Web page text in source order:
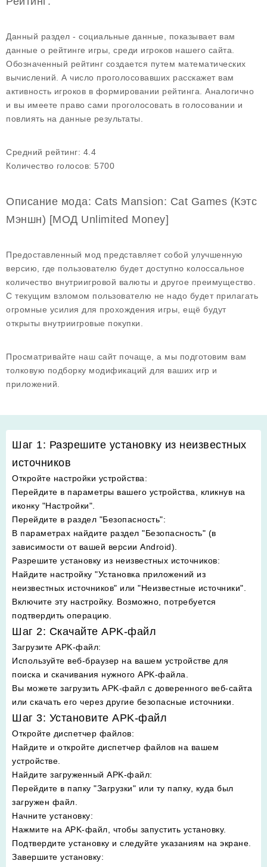
Данный раздел - социальные данные, показывает вам
данные о рейтинге игры, среди игроков нашего сайта.
Обозначенный рейтинг создается путем математических
вычислений. А число проголосовавших расскажет вам
активность игроков в формировании рейтинга. Аналогично
и вы имеете право сами проголосовать в голосовании и
повлиять на данные результаты.
Средний рейтинг: 4.4
Количество голосов: 5700
Описание мода: Cats Mansion: Cat Games (Кэтс
Мэншн) [МОД Unlimited Money]
Предоставленный мод представляет собой улучшенную
версию, где пользователю будет доступно колоссальное
количество внутриигровой валюты и другое преимущество.
С текущим взломом пользователю не надо будет прилагать
огромные усилия для прохождения игры, ещё будут
открыты внутриигровые покупки.
Просматривайте наш сайт почаще, а мы подготовим вам
толковую подборку модификаций для ваших игр и
приложений.
Шаг 1: Разрешите установку из неизвестных
источников
Откройте настройки устройства:
Перейдите в параметры вашего устройства, кликнув на
иконку "Настройки".
Перейдите в раздел "Безопасность":
В параметрах найдите раздел "Безопасность" (в
зависимости от вашей версии Android).
Разрешите установку из неизвестных источников:
Найдите настройку "Установка приложений из
неизвестных источников" или "Неизвестные источники".
Включите эту настройку. Возможно, потребуется
подтвердить операцию.
Шаг 2: Скачайте APK-файл
Загрузите APK-файл:
Используйте веб-браузер на вашем устройстве для
поиска и скачивания нужного APK-файла.
Вы можете загрузить APK-файл с доверенного веб-сайта
или скачать его через другие безопасные источники.
Шаг 3: Установите APK-файл
Откройте диспетчер файлов:
Найдите и откройте диспетчер файлов на вашем
устройстве.
Найдите загруженный APK-файл:
Перейдите в папку "Загрузки" или ту папку, куда был
загружен файл.
Начните установку:
Нажмите на APK-файл, чтобы запустить установку.
Подтвердите установку и следуйте указаниям на экране.
Завершите установку: